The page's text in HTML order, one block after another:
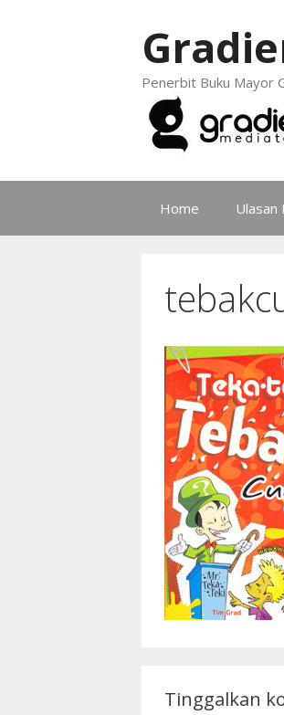
Penerbit Buku Mayor
Home Ulasan
Tinggalkan